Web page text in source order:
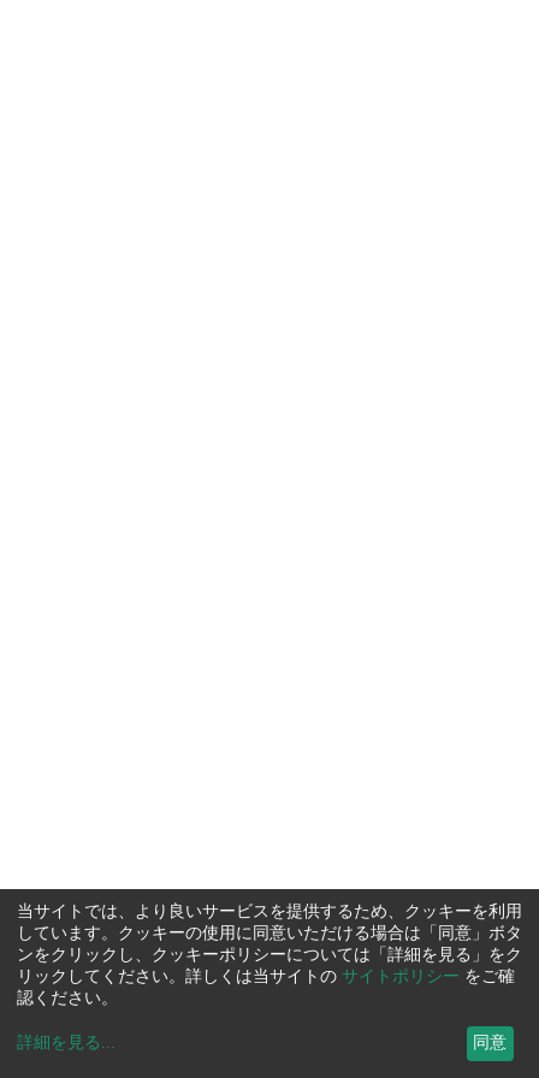
当サイトでは、より良いサービスを提供するため、クッキーを利用
しています。クッキーの使用に同意いただける場合は「同意」ボタ
ンをクリックし、クッキーポリシーについては「詳細を見る」をク
リックしてください。詳しくは当サイトの サイトポリシー をご確
認ください。
詳細を見る ... 同意